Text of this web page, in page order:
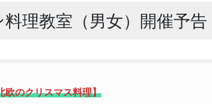
理教室（男女）開催予告
欧のクリスマス料理】